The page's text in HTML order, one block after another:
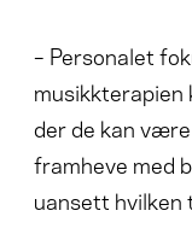
– Personalet
der de kan
framheve med
uansett hvilken